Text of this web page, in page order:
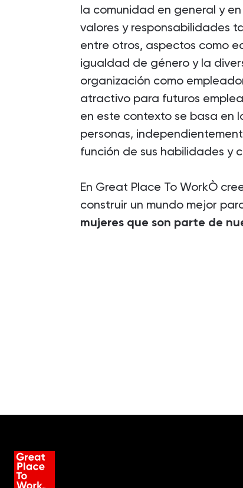
la comunidad en general y
valores y responsabilidades
entre otros, aspectos como
igualdad de género y la
organización como
atractivo para futuros
en este contexto se basa en
personas,
función de sus habilidades y
En Great Place To WorkÒ
construir un mundo mejor
mujeres que son parte de